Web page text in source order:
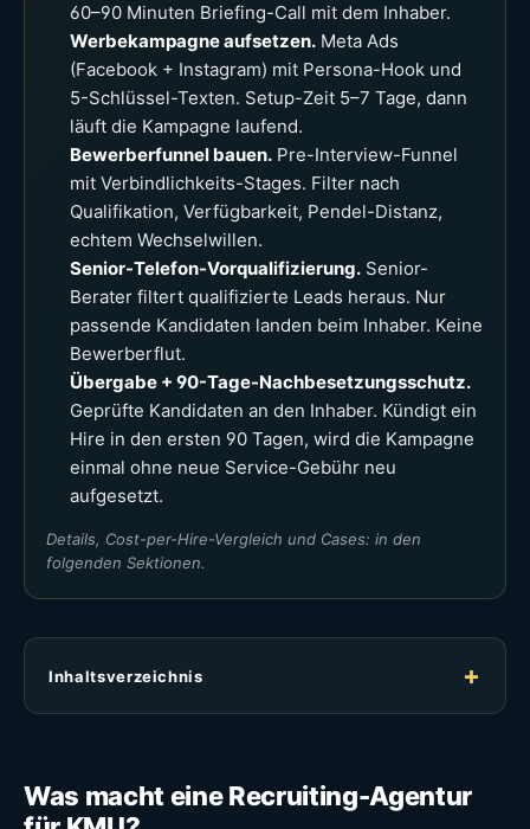
60–90 Minuten Briefing-Call mit dem Inhaber.
Werbekampagne aufsetzen. Meta Ads
(Facebook + Instagram) mit Persona-Hook und
5-Schlüssel-Texten. Setup-Zeit 5–7 Tage, dann
läuft die Kampagne laufend.
Bewerberfunnel bauen. Pre-Interview-Funnel
mit Verbindlichkeits-Stages. Filter nach
Qualifikation, Verfügbarkeit, Pendel-Distanz,
echtem Wechselwillen.
Senior-Telefon-Vorqualifizierung. Senior-
Berater filtert qualifizierte Leads heraus. Nur
passende Kandidaten landen beim Inhaber. Keine
Bewerberflut.
Übergabe + 90-Tage-Nachbesetzungsschutz.
Geprüfte Kandidaten an den Inhaber. Kündigt ein
Hire in den ersten 90 Tagen, wird die Kampagne
einmal ohne neue Service-Gebühr neu
aufgesetzt.
Details, Cost-per-Hire-Vergleich und Cases: in den
folgenden Sektionen.
Inhaltsverzeichnis
Was macht eine Recruiting-Agentur